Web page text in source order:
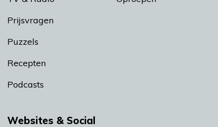
Prijsvragen
Puzzels
Recepten
Podcasts
Websites & Social